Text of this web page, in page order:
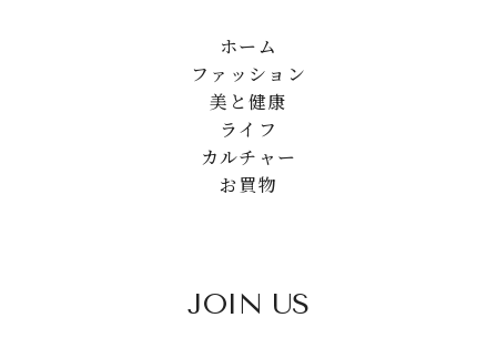
ホーム
ファッション
美と健康
ライフ
カルチャー
お買物
JOIN US